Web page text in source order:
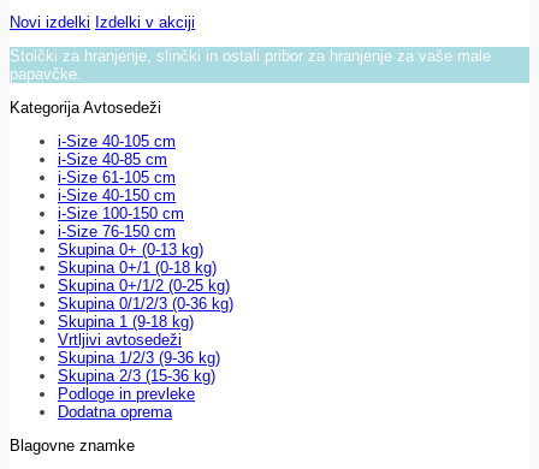
Novi izdelki Izdelki v akciji
Stolčki za hranjenje, slinčki in ostali pribor za hranjenje za vaše male
papavčke.
Kategorija Avtosedeži
i-Size 40-105 cm
i-Size 40-85 cm
i-Size 61-105 cm
i-Size 40-150 cm
i-Size 100-150 cm
i-Size 76-150 cm
Skupina 0+ (0-13 kg)
Skupina 0+/1 (0-18 kg)
Skupina 0+/1/2 (0-25 kg)
Skupina 0/1/2/3 (0-36 kg)
Skupina 1 (9-18 kg)
Vrtljivi avtosedeži
Skupina 1/2/3 (9-36 kg)
Skupina 2/3 (15-36 kg)
Podloge in prevleke
Dodatna oprema
Blagovne znamke